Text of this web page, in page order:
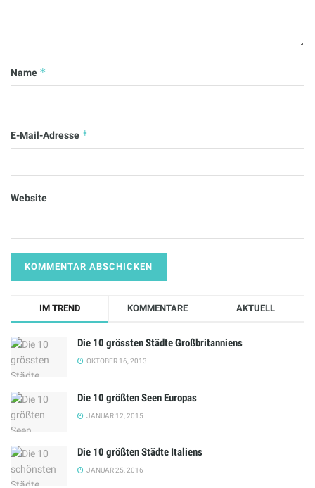
Name *
E-Mail-Adresse *
Website
IM TREND KOMMENTARE AKTUELL
Die 10 grössten Städte Großbritanniens
OKTOBER 16, 2013
Die 10 größten Seen Europas
JANUAR 12, 2015
Die 10 größten Städte Italiens
JANUAR 25, 2016